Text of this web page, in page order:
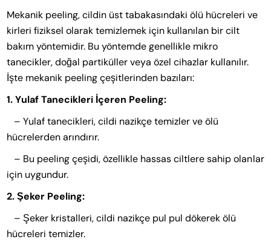
Mekanik peeling, cildin üst tabakasındaki ölü hücreleri ve
kirleri fiziksel olarak temizlemek için kullanılan bir cilt
bakım yöntemidir. Bu yöntemde genellikle mikro
tanecikler, doğal partiküller veya özel cihazlar kullanılır.
İşte mekanik peeling çeşitlerinden bazıları:
1. Yulaf Tanecikleri İçeren Peeling:
– Yulaf tanecikleri, cildi nazikçe temizler ve ölü
hücrelerden arındırır.
– Bu peeling çeşidi, özellikle hassas ciltlere sahip olanlar
için uygundur.
2. Şeker Peeling:
– Şeker kristalleri, cildi nazikçe pul pul dökerek ölü
hücreleri temizler.